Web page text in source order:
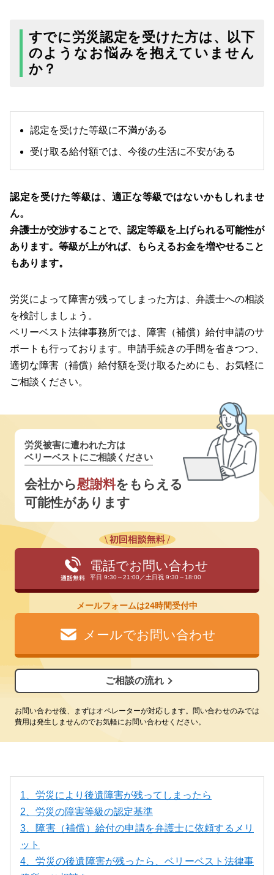
すでに労災認定を受けた方は、以下
のようなお悩みを抱えていません
か？
認定を受けた等級に不満がある
受け取る給付額では、今後の生活に不安がある
認定を受けた等級は、適正な等級ではないかもしれませ
ん。
弁護士が交渉することで、認定等級を上げられる可能性が
あります。等級が上がれば、もらえるお金を増やせること
もあります。
労災によって障害が残ってしまった方は、弁護士への相談
を検討しましょう。
ベリーベスト法律事務所では、障害（補償）給付申請のサ
ポートも行っております。申請手続きの手間を省きつつ、
適切な障害（補償）給付額を受け取るためにも、お気軽に
ご相談ください。
労災被害に遭われた方は
ベリーベストにご相談ください
会社から慰謝料をもらえる
可能性があります
電話でお問い合わせ
平日 9:30～21:00／土日祝 9:30～18:00
メールフォームは24時間受付中
メールでお問い合わせ
ご相談の流れ
お問い合わせ後、まずはオペレーターが対応します。問い合わせのみでは
費用は発生しませんのでお気軽にお問い合わせください。
1、労災により後遺障害が残ってしまったら
2、労災の障害等級の認定基準
3、障害（補償）給付の申請を弁護士に依頼するメリ
ット
4、労災の後遺障害が残ったら、ベリーベスト法律事